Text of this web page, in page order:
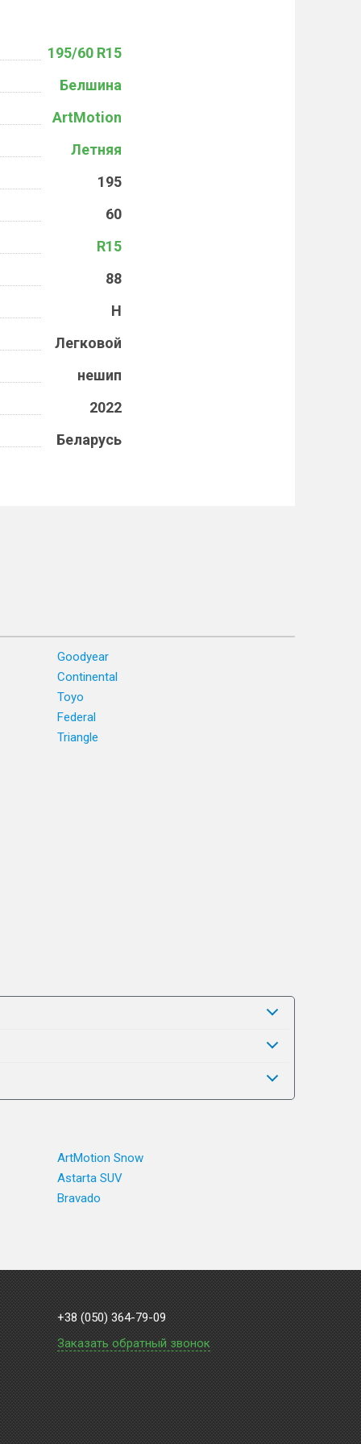
195/60 R15
Белшина
ArtMotion
Летняя
195
60
R15
88
H
Легковой
нешип
2022
Беларусь
Goodyear
Continental
Toyo
Federal
Triangle
ArtMotion Snow
Astarta SUV
Bravado
+38 (050) 364-79-09
Заказать обратный звонок